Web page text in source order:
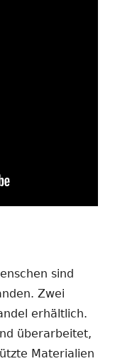
sind
Zwei
erhältlich.
überarbeitet,
Materialien